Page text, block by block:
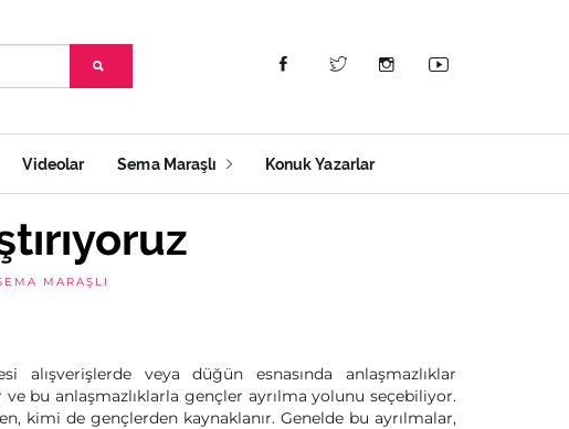
Videolar Sema Maraşlı Konuk Yazarlar
MARAŞLI
alışverişlerde veya düğün esnasında anlaşmazlıklar
ve bu anlaşmazlıklarla gençler ayrılma yolunu seçebiliyor.
kimi de gençlerden kaynaklanır. Genelde bu ayrılmalar,